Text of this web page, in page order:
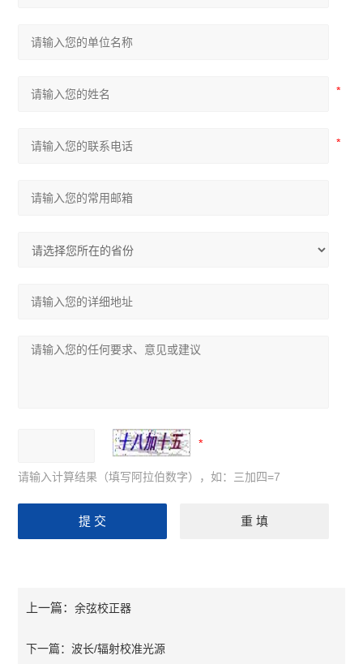
请输入计算结果（填写阿拉伯数字），如：三加四=7
上一篇：余弦校正器
下一篇：波长/辐射校准光源